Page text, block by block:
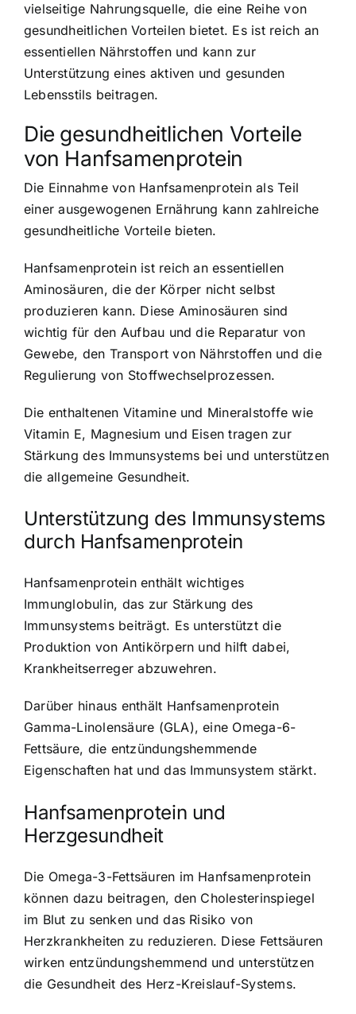
vielseitige Nahrungsquelle, die eine Reihe von
gesundheitlichen Vorteilen bietet. Es ist reich an
essentiellen Nährstoffen und kann zur
Unterstützung eines aktiven und gesunden
Lebensstils beitragen.
Die gesundheitlichen Vorteile
von Hanfsamenprotein
Die Einnahme von Hanfsamenprotein als Teil
einer ausgewogenen Ernährung kann zahlreiche
gesundheitliche Vorteile bieten.
Hanfsamenprotein ist reich an essentiellen
Aminosäuren, die der Körper nicht selbst
produzieren kann. Diese Aminosäuren sind
wichtig für den Aufbau und die Reparatur von
Gewebe, den Transport von Nährstoffen und die
Regulierung von Stoffwechselprozessen.
Die enthaltenen Vitamine und Mineralstoffe wie
Vitamin E, Magnesium und Eisen tragen zur
Stärkung des Immunsystems bei und unterstützen
die allgemeine Gesundheit.
Unterstützung des Immunsystems
durch Hanfsamenprotein
Hanfsamenprotein enthält wichtiges
Immunglobulin, das zur Stärkung des
Immunsystems beiträgt. Es unterstützt die
Produktion von Antikörpern und hilft dabei,
Krankheitserreger abzuwehren.
Darüber hinaus enthält Hanfsamenprotein
Gamma-Linolensäure (GLA), eine Omega-6-
Fettsäure, die entzündungshemmende
Eigenschaften hat und das Immunsystem stärkt.
Hanfsamenprotein und
Herzgesundheit
Die Omega-3-Fettsäuren im Hanfsamenprotein
können dazu beitragen, den Cholesterinspiegel
im Blut zu senken und das Risiko von
Herzkrankheiten zu reduzieren. Diese Fettsäuren
wirken entzündungshemmend und unterstützen
die Gesundheit des Herz-Kreislauf-Systems.